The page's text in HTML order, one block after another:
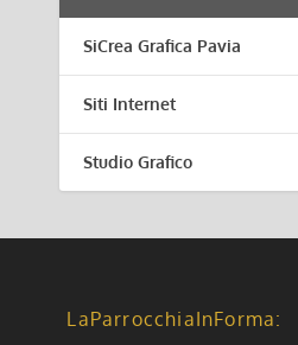
SiCrea Grafica Pavia
Siti Internet
Studio Grafico
LaParrocchiaInForma: